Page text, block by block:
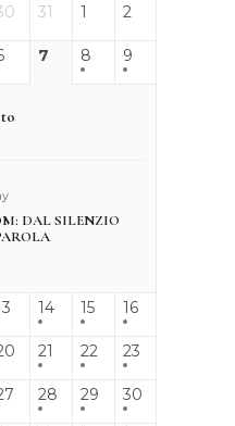
31 1 2
7 8 9
DAL SILENZIO
14 15 16
21 22 23
28 29 30